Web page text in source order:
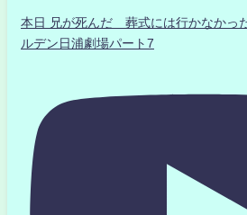
本日 兄が死んだ 葬式には行かなか
ルデン日浦劇場パート7